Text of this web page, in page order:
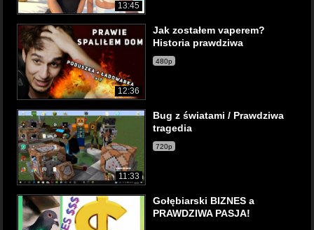
13:45
12:36
Jak zostałem vaperem?
Historia prawdziwa
480p
11:33
Bug z światami / Prawdziwa
tragedia
720p
Gołębiarski BIZNES a
PRAWDZIWA PASJA!